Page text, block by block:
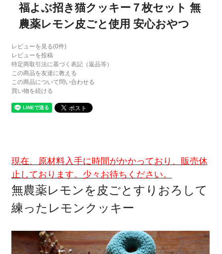
福よぶ招き猫クッキー７枚セット 無
農薬レモン皮ごと使用 安心おやつ
レビューを見る(0件)
レビューを投稿
特定商取引法に基づく表記（返品等）
この商品を友達に教える
この商品について問い合わせる
買い物を続ける
現在、原材料入手に時間がかかっており、販売休
止しております。少々お待ちください。
無農薬レモンを皮ごとすりおろして
練ったレモンクッキー